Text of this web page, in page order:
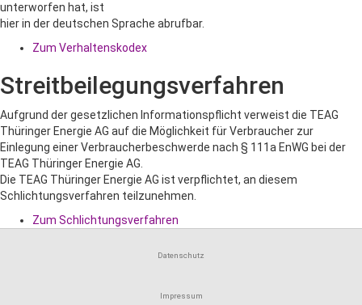
unterworfen hat, ist
hier in der deutschen Sprache abrufbar.
Zum Verhaltenskodex
Streitbeilegungsverfahren
Aufgrund der gesetzlichen Informationspflicht verweist die TEAG
Thüringer Energie AG auf die Möglichkeit für Verbraucher zur
Einlegung einer Verbraucherbeschwerde nach § 111a EnWG bei der
TEAG Thüringer Energie AG.
Die TEAG Thüringer Energie AG ist verpflichtet, an diesem
Schlichtungsverfahren teilzunehmen.
Zum Schlichtungsverfahren
Datenschutz
Impressum